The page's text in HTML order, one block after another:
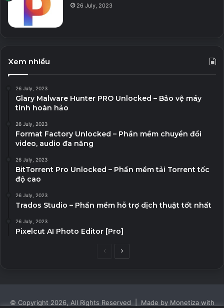
26 July, 2023
Xem nhiều
26 July, 2023
Glary Malware Hunter PRO Unlocked – Bảo vệ máy
tính hoàn hảo
26 July, 2023
Format Factory Unlocked – Phần mềm chuyển đổi
video, audio đa năng
26 July, 2023
BitTorrent Pro Unlocked – Phần mềm tải Torrent tốc
độ cao
26 July, 2023
Trados Studio – Phần mềm hỗ trợ dịch thuật tốt nhất
26 July, 2023
Pixelcut AI Photo Editor [Pro]
PreviousNext
© Copyright 2026, All Rights Reserved | Made by Monetiza with